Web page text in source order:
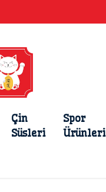
Çin
Süsleri
Spor
Ürünleri